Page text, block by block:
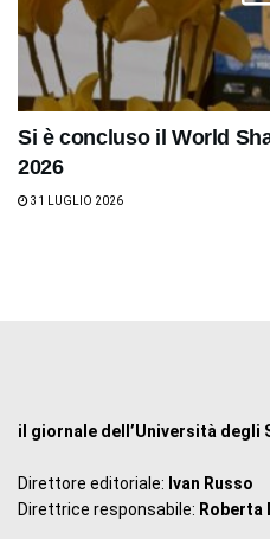
Si è concluso il World
2026
31 LUGLIO 2026
il giornale dell’Università degli
Direttore editoriale: Ivan Russo
Direttrice responsabile: Roberta